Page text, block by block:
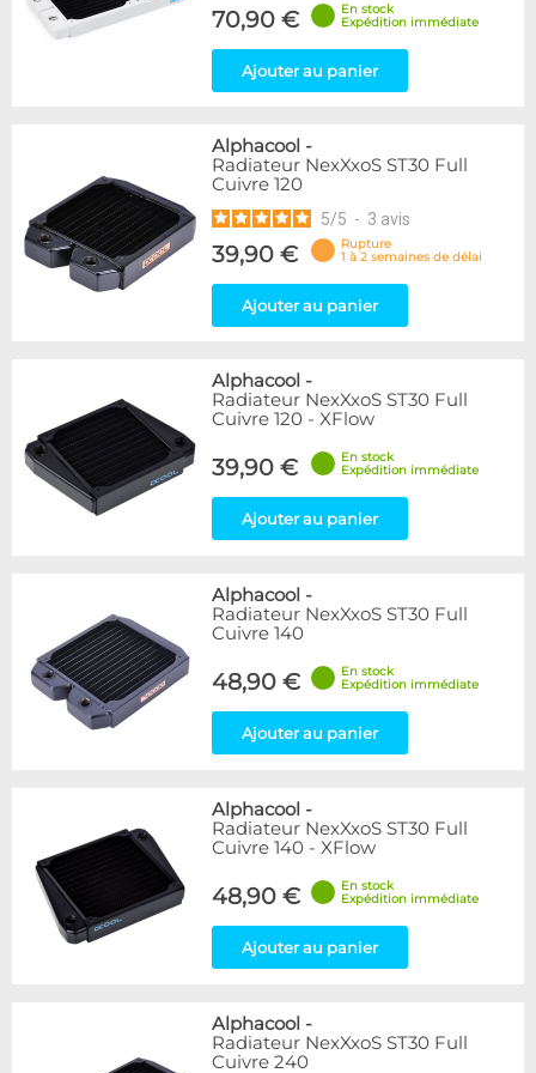
70,90 €
En stock
Expédition immédiate
Ajouter au panier
Alphacool -
Radiateur NexXxoS ST30 Full
Cuivre 120
5/5 - 3 avis
39,90 €
Rupture
1 à 2 semaines de délai
Ajouter au panier
Alphacool -
Radiateur NexXxoS ST30 Full
Cuivre 120 - XFlow
39,90 €
En stock
Expédition immédiate
Ajouter au panier
Alphacool -
Radiateur NexXxoS ST30 Full
Cuivre 140
48,90 €
En stock
Expédition immédiate
Ajouter au panier
Alphacool -
Radiateur NexXxoS ST30 Full
Cuivre 140 - XFlow
48,90 €
En stock
Expédition immédiate
Ajouter au panier
Alphacool -
Radiateur NexXxoS ST30 Full
Cuivre 240